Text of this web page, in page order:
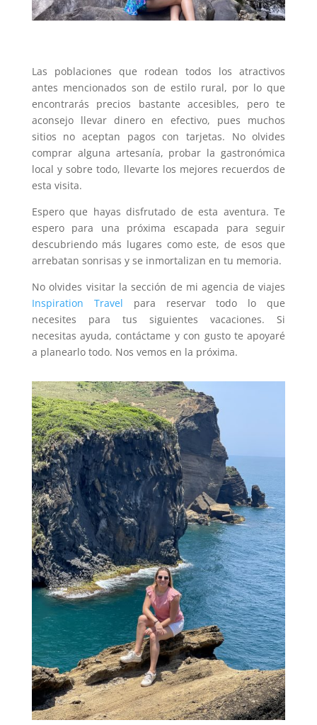
Las poblaciones que rodean todos los atractivos
antes mencionados son de estilo rural, por lo que
encontrarás precios bastante accesibles, pero te
aconsejo llevar dinero en efectivo, pues muchos
sitios no aceptan pagos con tarjetas. No olvides
comprar alguna artesanía, probar la gastronómica
local y sobre todo, llevarte los mejores recuerdos de
esta visita.
Espero que hayas disfrutado de esta aventura. Te
espero para una próxima escapada para seguir
descubriendo más lugares como este, de esos que
arrebatan sonrisas y se inmortalizan en tu memoria.
No olvides visitar la sección de mi agencia de viajes
Inspiration Travel para reservar todo lo que
necesites para tus siguientes vacaciones. Si
necesitas ayuda, contáctame y con gusto te apoyaré
a planearlo todo. Nos vemos en la próxima.